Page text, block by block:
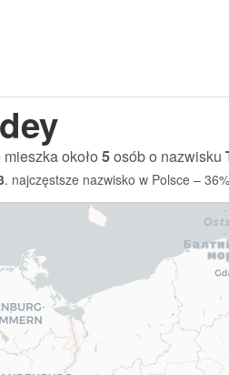
około5osób o nazwisku
. najczęstsze nazwisko w Polsce –